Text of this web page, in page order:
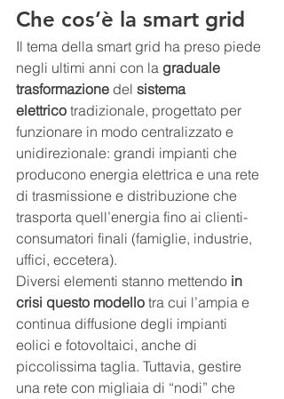
Che cos’è la smart grid
Il tema della smart grid ha preso piede
negli ultimi anni con la graduale
trasformazione del sistema
elettrico tradizionale, progettato per
funzionare in modo centralizzato e
unidirezionale: grandi impianti che
producono energia elettrica e una rete
di trasmissione e distribuzione che
trasporta quell’energia fino ai clienti-
consumatori finali (famiglie, industrie,
uffici, eccetera).
Diversi elementi stanno mettendo in
crisi questo modello tra cui l’ampia e
continua diffusione degli impianti
eolici e fotovoltaici, anche di
piccolissima taglia. Tuttavia, gestire
una rete con migliaia di “nodi” che